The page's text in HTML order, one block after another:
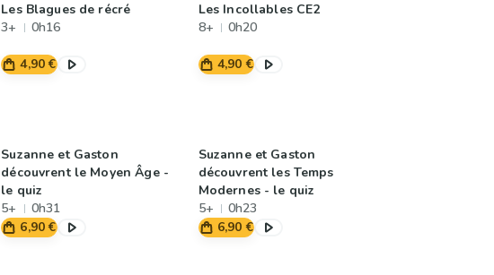
Les Blagues de récré
3+
0h16
4,90 €
Les Incollables CE2
8+
0h20
4,90 €
Suzanne et Gaston
découvrent le Moyen Âge -
le quiz
5+
0h31
6,90 €
Suzanne et Gaston
découvrent les Temps
Modernes - le quiz
5+
0h23
6,90 €